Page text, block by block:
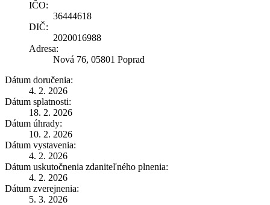
IČO:
36444618
DIČ:
2020016988
Adresa:
Nová 76, 05801 Poprad
Dátum doručenia:
4. 2. 2026
Dátum splatnosti:
18. 2. 2026
Dátum úhrady:
10. 2. 2026
Dátum vystavenia:
4. 2. 2026
Dátum uskutočnenia zdaniteľného plnenia:
4. 2. 2026
Dátum zverejnenia:
5. 3. 2026